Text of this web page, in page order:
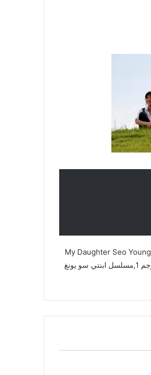
مسلسل ابنتي سو يونغ,My Daughter Seo Young,مسلسل ابنتي سو يونغ الحلقة 1,My Daughter Seo Young
مترجم,My Daughter Seo Young مترجم الحلقة 1,My Daughter Seo Young مترجم 1,مسلسل ابنتي سو يونغ